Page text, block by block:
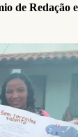
de Redação e